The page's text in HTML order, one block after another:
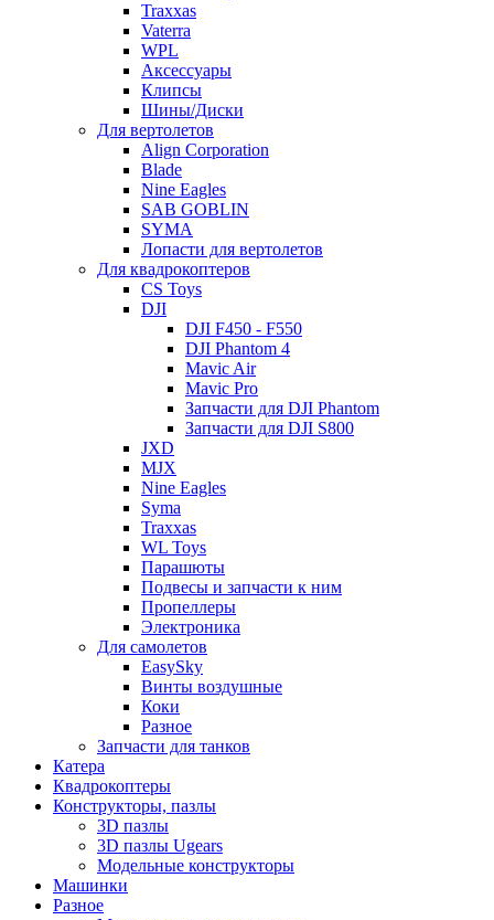
Traxxas
Vaterra
WPL
Аксессуары
Клипсы
Шины/Диски
Для вертолетов
Align Corporation
Blade
Nine Eagles
SAB GOBLIN
SYMA
Лопасти для вертолетов
Для квадрокоптеров
CS Toys
DJI
DJI F450 - F550
DJI Phantom 4
Mavic Air
Mavic Pro
Запчасти для DJI Phantom
Запчасти для DJI S800
JXD
MJX
Nine Eagles
Syma
Traxxas
WL Toys
Парашюты
Подвесы и запчасти к ним
Пропеллеры
Электроника
Для самолетов
EasySky
Винты воздушные
Коки
Разное
Запчасти для танков
Катера
Квадрокоптеры
Конструкторы, пазлы
3D пазлы
3D пазлы Ugears
Модельные конструкторы
Машинки
Разное